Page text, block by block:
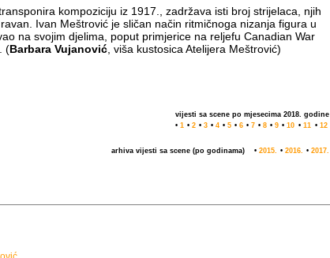
kompoziciju iz 1917., zadržava isti broj strijelaca, njih
Ivan Meštrović je sličan način ritmičnoga nizanja figura u
na svojim djelima, poput primjerice na reljefu Canadian War
(Barbara Vujanović , viša kustosica Atelijera Meštrović)
vijesti sa scene po mjesecima 2018. godine
• 1 • 2 • 3 • 4 • 5 • 6 • 7 • 8 • 9 • 10 • 11 • 12
arhiva vijesti sa scene (po godinama) • 2015. • 2016. • 2017.